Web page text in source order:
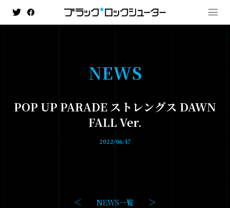
MENU
NEWS
HISTORY
ANIMATION
- ブラック★★ロックシューター DAWN FALL
- TV ANIMATION BLACK☆ROCK SHOOTER
NEWS
POP UP PARADE ストレングス DAWN
FALL Ver.
2022/06/17
NEWS一覧